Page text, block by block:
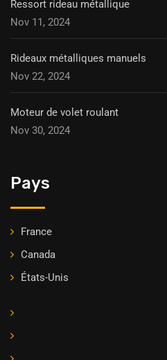
Ressort rideau métallique
Nov 11, 2024
Rideaux métalliques manuels
Nov 22, 2024
Moteur de volet roulant
Nov 30, 2024
Pays
France
Canada
États-Unis